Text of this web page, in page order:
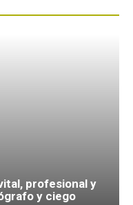
profesional y
y ciego